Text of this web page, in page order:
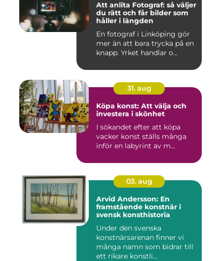
Att anlita Fotograf: så väljer
du rätt och får bilder som
håller i längden
En fotograf i Linköping gör
mer än att bara trycka på en
knapp. Yrket handlar o...
31. aug
Köpa konst: Att välja och
investera i skönhet
I sökandet efter att köpa
vacker konst ställs många
inför en labyrint av m...
03. aug
Arvid Andersson: En
framstående konstnär i
svensk konsthistoria
Under den svenska
konstnärsarenan finner vi
många namn som bidrar till
ett rikare konstli...